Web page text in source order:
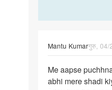
Mantu Kumarगुरु, 04/
Me
aapse
Me aapse
abhi mere shadi